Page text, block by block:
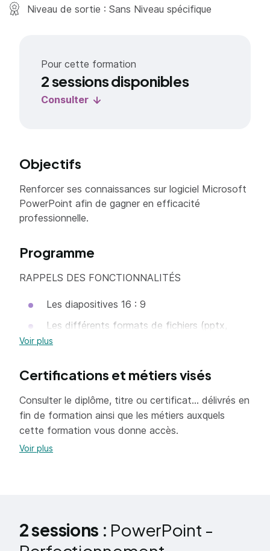
Niveau de sortie : Sans Niveau spécifique
Pour cette formation
2 sessions disponibles
Consulter
Objectifs
Renforcer ses connaissances sur logiciel Microsoft
PowerPoint afin de gagner en efficacité
professionnelle.
Programme
RAPPELS DES FONCTIONNALITÉS
Les diapositives 16 : 9
Les différents formats de fichiers (pptx,
ppt,ppsx,pdf, jpg)
polices, effets)
Créer des modèles
Utiliser le mode
Utiliser la trieuse pour classer, supprimer,
insérer, copier ou masquer des diapositives
Voir plus
Certifications et métiers visés
Consulter le diplôme, titre ou certificat... délivrés en
fin de formation ainsi que les métiers auxquels
cette formation vous donne accès.
Voir plus
2 sessions : PowerPoint -